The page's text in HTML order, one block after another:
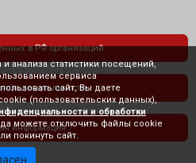
в РФ организаций
информация
и анализа статистики посещений,
сервиса
сайт, Вы даете
(пользовательских данных),
и обработки
можете отключить файлы cookie
покинуть сайт.